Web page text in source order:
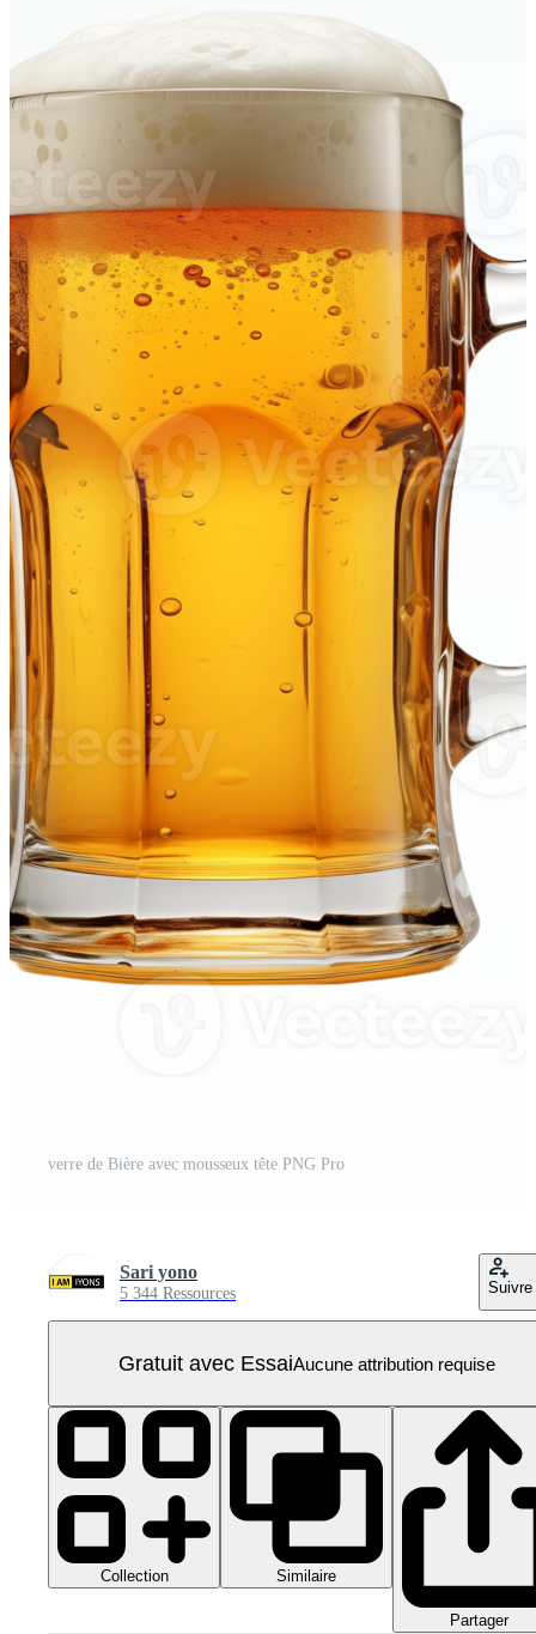
verre de Bière avec mousseux tête PNG Pro
Sari yono
5 344 Ressources Suivre
Gratuit avec EssaiAucune attribution requise
Collection Similaire
Partager